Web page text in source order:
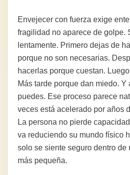
Envejecer con fuerza exige
fragilidad no aparece de golpe.
lentamente. Primero dejas de
porque no son necesarias.
hacerlas porque cuestan.
Más tarde porque dan miedo.
puedes. Ese proceso parece
veces está acelerado por años
La persona no pierde
va reduciendo su mundo físico
solo se siente seguro dentro de
más pequeña.